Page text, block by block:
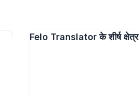
Felo Translator के शीर्ष क्षेत्र